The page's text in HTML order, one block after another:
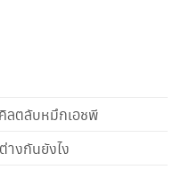
ลตลับหมึกเอชพี
งกันยังไง